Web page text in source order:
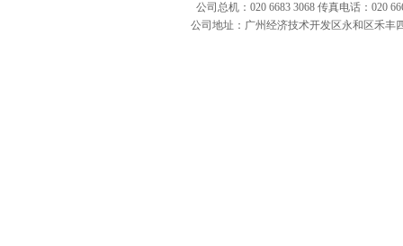
公司总机：020 6683 3068 传真电话：020
公司地址：广州经济技术开发区永和区禾丰